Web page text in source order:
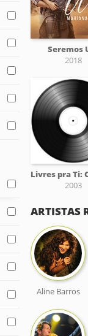
Seremos
2018
2003
ARTISTAS
Aline Barros